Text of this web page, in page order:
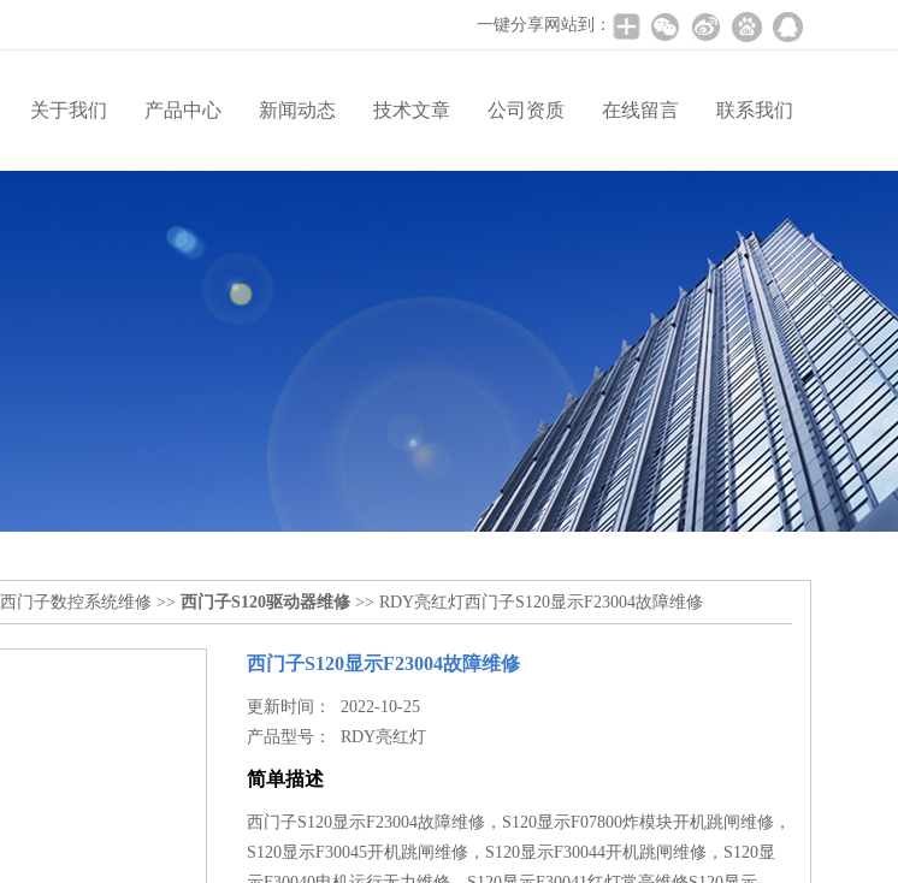
一键分享网站到：
关于我们 产品中心 新闻动态 技术文章 公司资质 在线留言 联系我们
西门子数控系统维修 >> 西门子S120驱动器维修 >> RDY亮红灯西门子S120显示F23004故障维修
西门子S120显示F23004故障维修
更新时间： 2022-10-25
产品型号：RDY亮红灯
简单描述
西门子S120显示F23004故障维修，S120显示F07800炸模块开机跳闸维修，
S120显示F30045开机跳闸维修，S120显示F30044开机跳闸维修，S120显